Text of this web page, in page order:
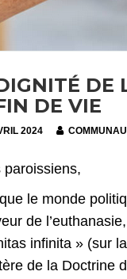
DE
DE VIE
2024
paroissiens,
le monde
de
infinita » (sur
de la Doctrine